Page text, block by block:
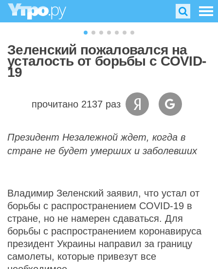
Зеленский пожаловался на
усталость от борьбы с COVID-
19
прочитано 2137 раз
Президент Незалежной ждет, когда в
стране не будет умерших и заболевших
Владимир Зеленский заявил, что устал от
борьбы с распространением COVID-19 в
стране, но не намерен сдаваться. Для
борьбы с распространением коронавируса
президент Украины направил за границу
самолеты, которые привезут все